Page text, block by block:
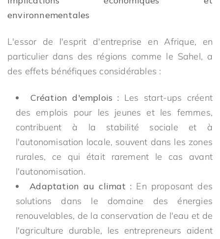
environnementales
L'essor de l'esprit d'entreprise en Afrique, en
particulier dans des régions comme le Sahel, a
des effets bénéfiques considérables :
Création d'emplois : Les start-ups créent
des emplois pour les jeunes et les femmes,
contribuent à la stabilité sociale et à
l'autonomisation locale, souvent dans les zones
rurales, ce qui était rarement le cas avant
l'autonomisation.
Adaptation au climat : En proposant des
solutions dans le domaine des énergies
renouvelables, de la conservation de l'eau et de
l'agriculture durable, les entrepreneurs aident